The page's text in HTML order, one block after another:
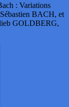
: Variations
BACH, et
GOLDBERG,